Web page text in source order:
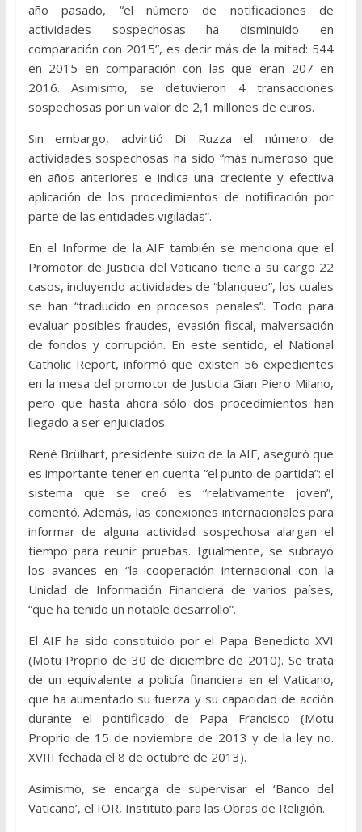
año pasado, “el número de notificaciones de
actividades sospechosas ha disminuido en
comparación con 2015”, es decir más de la mitad: 544
en 2015 en comparación con las que eran 207 en
2016. Asimismo, se detuvieron 4 transacciones
sospechosas por un valor de 2,1 millones de euros.
Sin embargo, advirtió Di Ruzza el número de
actividades sospechosas ha sido “más numeroso que
en años anteriores e indica una creciente y efectiva
aplicación de los procedimientos de notificación por
parte de las entidades vigiladas”.
En el Informe de la AIF también se menciona que el
Promotor de Justicia del Vaticano tiene a su cargo 22
casos, incluyendo actividades de “blanqueo”, los cuales
se han “traducido en procesos penales”. Todo para
evaluar posibles fraudes, evasión fiscal, malversación
de fondos y corrupción. En este sentido, el National
Catholic Report, informó que existen 56 expedientes
en la mesa del promotor de Justicia Gian Piero Milano,
pero que hasta ahora sólo dos procedimientos han
llegado a ser enjuiciados.
René Brülhart, presidente suizo de la AIF, aseguró que
es importante tener en cuenta “el punto de partida”: el
sistema que se creó es “relativamente joven”,
comentó. Además, las conexiones internacionales para
informar de alguna actividad sospechosa alargan el
tiempo para reunir pruebas. Igualmente, se subrayó
los avances en “la cooperación internacional con la
Unidad de Información Financiera de varios países,
“que ha tenido un notable desarrollo”.
El AIF ha sido constituido por el Papa Benedicto XVI
(Motu Proprio de 30 de diciembre de 2010). Se trata
de un equivalente a policía financiera en el Vaticano,
que ha aumentado su fuerza y su capacidad de acción
durante el pontificado de Papa Francisco (Motu
Proprio de 15 de noviembre de 2013 y de la ley no.
XVIII fechada el 8 de octubre de 2013).
Asimismo, se encarga de supervisar el ‘Banco del
Vaticano’, el IOR, Instituto para las Obras de Religión.